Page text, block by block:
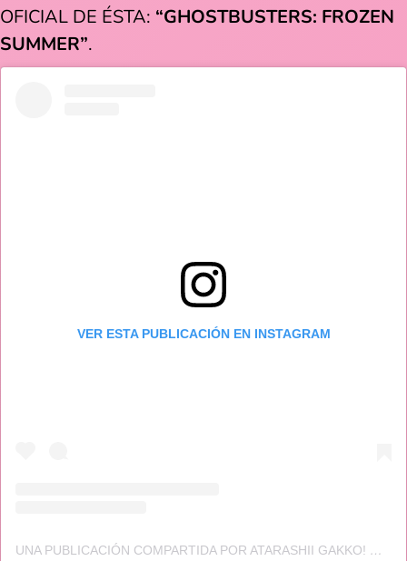
OFICIAL DE ÉSTA: “GHOSTBUSTERS: FROZEN
SUMMER”.
VER ESTA PUBLICACIÓN EN INSTAGRAM
UNA PUBLICACIÓN COMPARTIDA POR ATARASHII GAKKO! 新しい学校のリーダーズ (@JAPAN_LEADERS)